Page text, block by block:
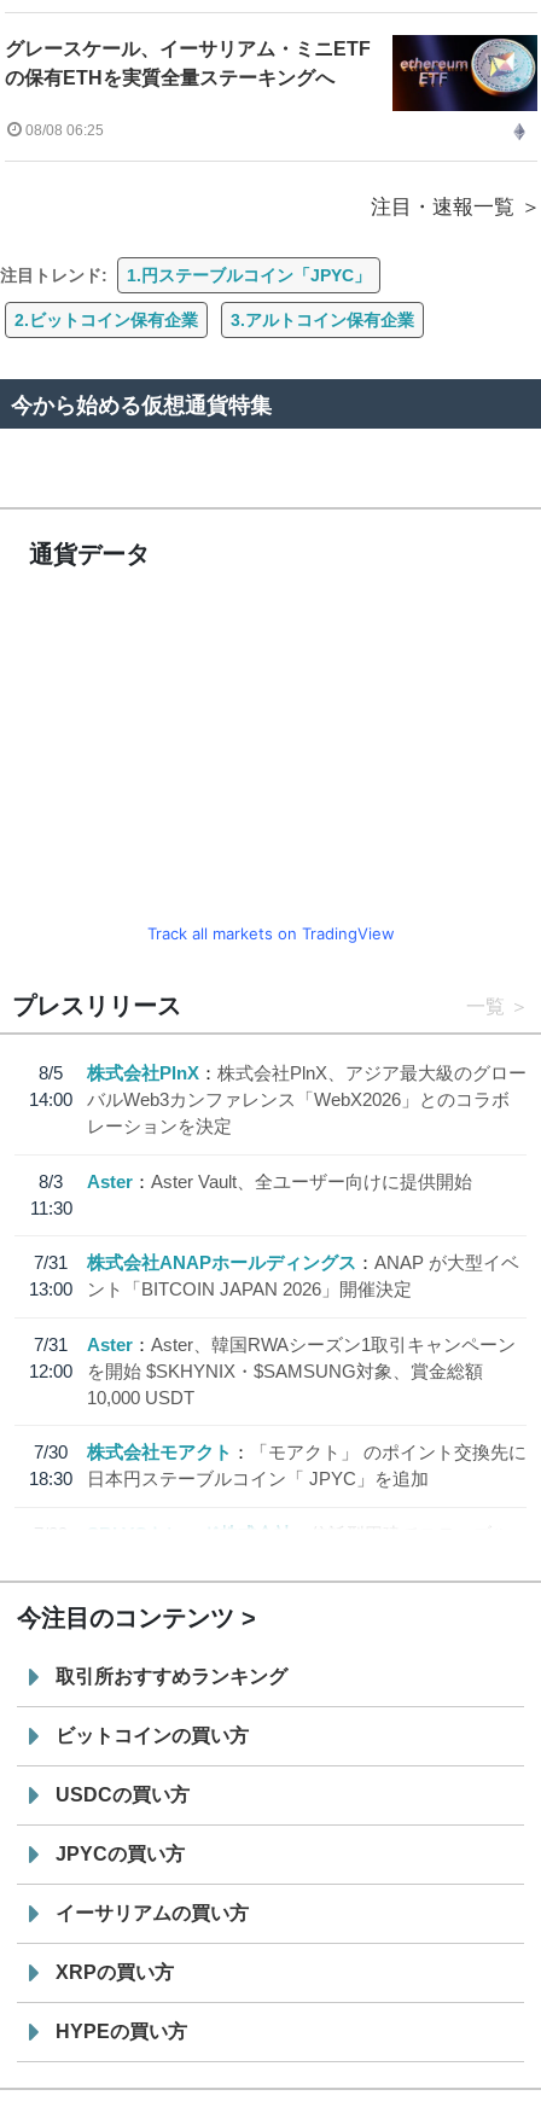
グレースケール、イーサリアム・ミニETF
の保有ETHを実質全量ステーキングへ
08/08 06:25
注目・速報一覧
注目トレンド: 1.円ステーブルコイン「JPYC」
2.ビットコイン保有企業 3.アルトコイン保有企業
今から始める仮想通貨特集
通貨データ
Track all markets on TradingView
プレスリリース 一覧
8/5
14:00
株式会社PlnX
株式会社PlnX、アジア最大級のグロー
バルWeb3カンファレンス「WebX2026」とのコラボ
レーションを決定
8/3
11:30
Aster Aster Vault、全ユーザー向けに提供開始
7/31
13:00
株式会社ANAPホールディングス
ANAP が大型イベ
ント「BITCOIN JAPAN 2026」開催決定
7/31
12:00
Aster
Aster、韓国RWAシーズン1取引キャンペーン
を開始 $SKHYNIX・$SAMSUNG対象、賞金総額
10,000 USDT
7/30
18:30
株式会社モアクト
「モアクト」 のポイント交換先に
日本円ステーブルコイン「 JPYC」を追加
7/29
SBI VCトレード株式会社
信託型円建てステーブル
今注目のコンテンツ
取引所おすすめランキング
ビットコインの買い方
USDCの買い方
JPYCの買い方
イーサリアムの買い方
XRPの買い方
HYPEの買い方